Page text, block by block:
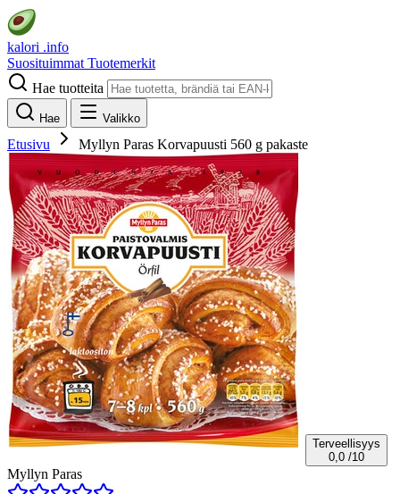
kalori .info
Suosituimmat Tuotemerkit
Hae tuotteita
Hae Valikko
Etusivu Myllyn Paras Korvapuusti 560 g pakaste
Terveellisyys
0,0 /10
Myllyn Paras